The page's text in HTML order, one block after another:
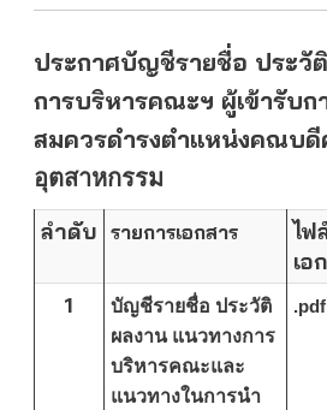
ประกาศบัญชีรายชื่อ ประวั
การบริหารคณะฯ ผู้เข้ารับก
สมควรดำรงตำแหน่งคณบดี
อุตสาหกรรม
ลำดับ รายการเอกสาร
ไฟ
เอ
1
บัญชีรายชื่อ ประวัติ
ผลงาน แนวทางการ
บริหารคณะและ
แนวทางในการนำ
.pdf